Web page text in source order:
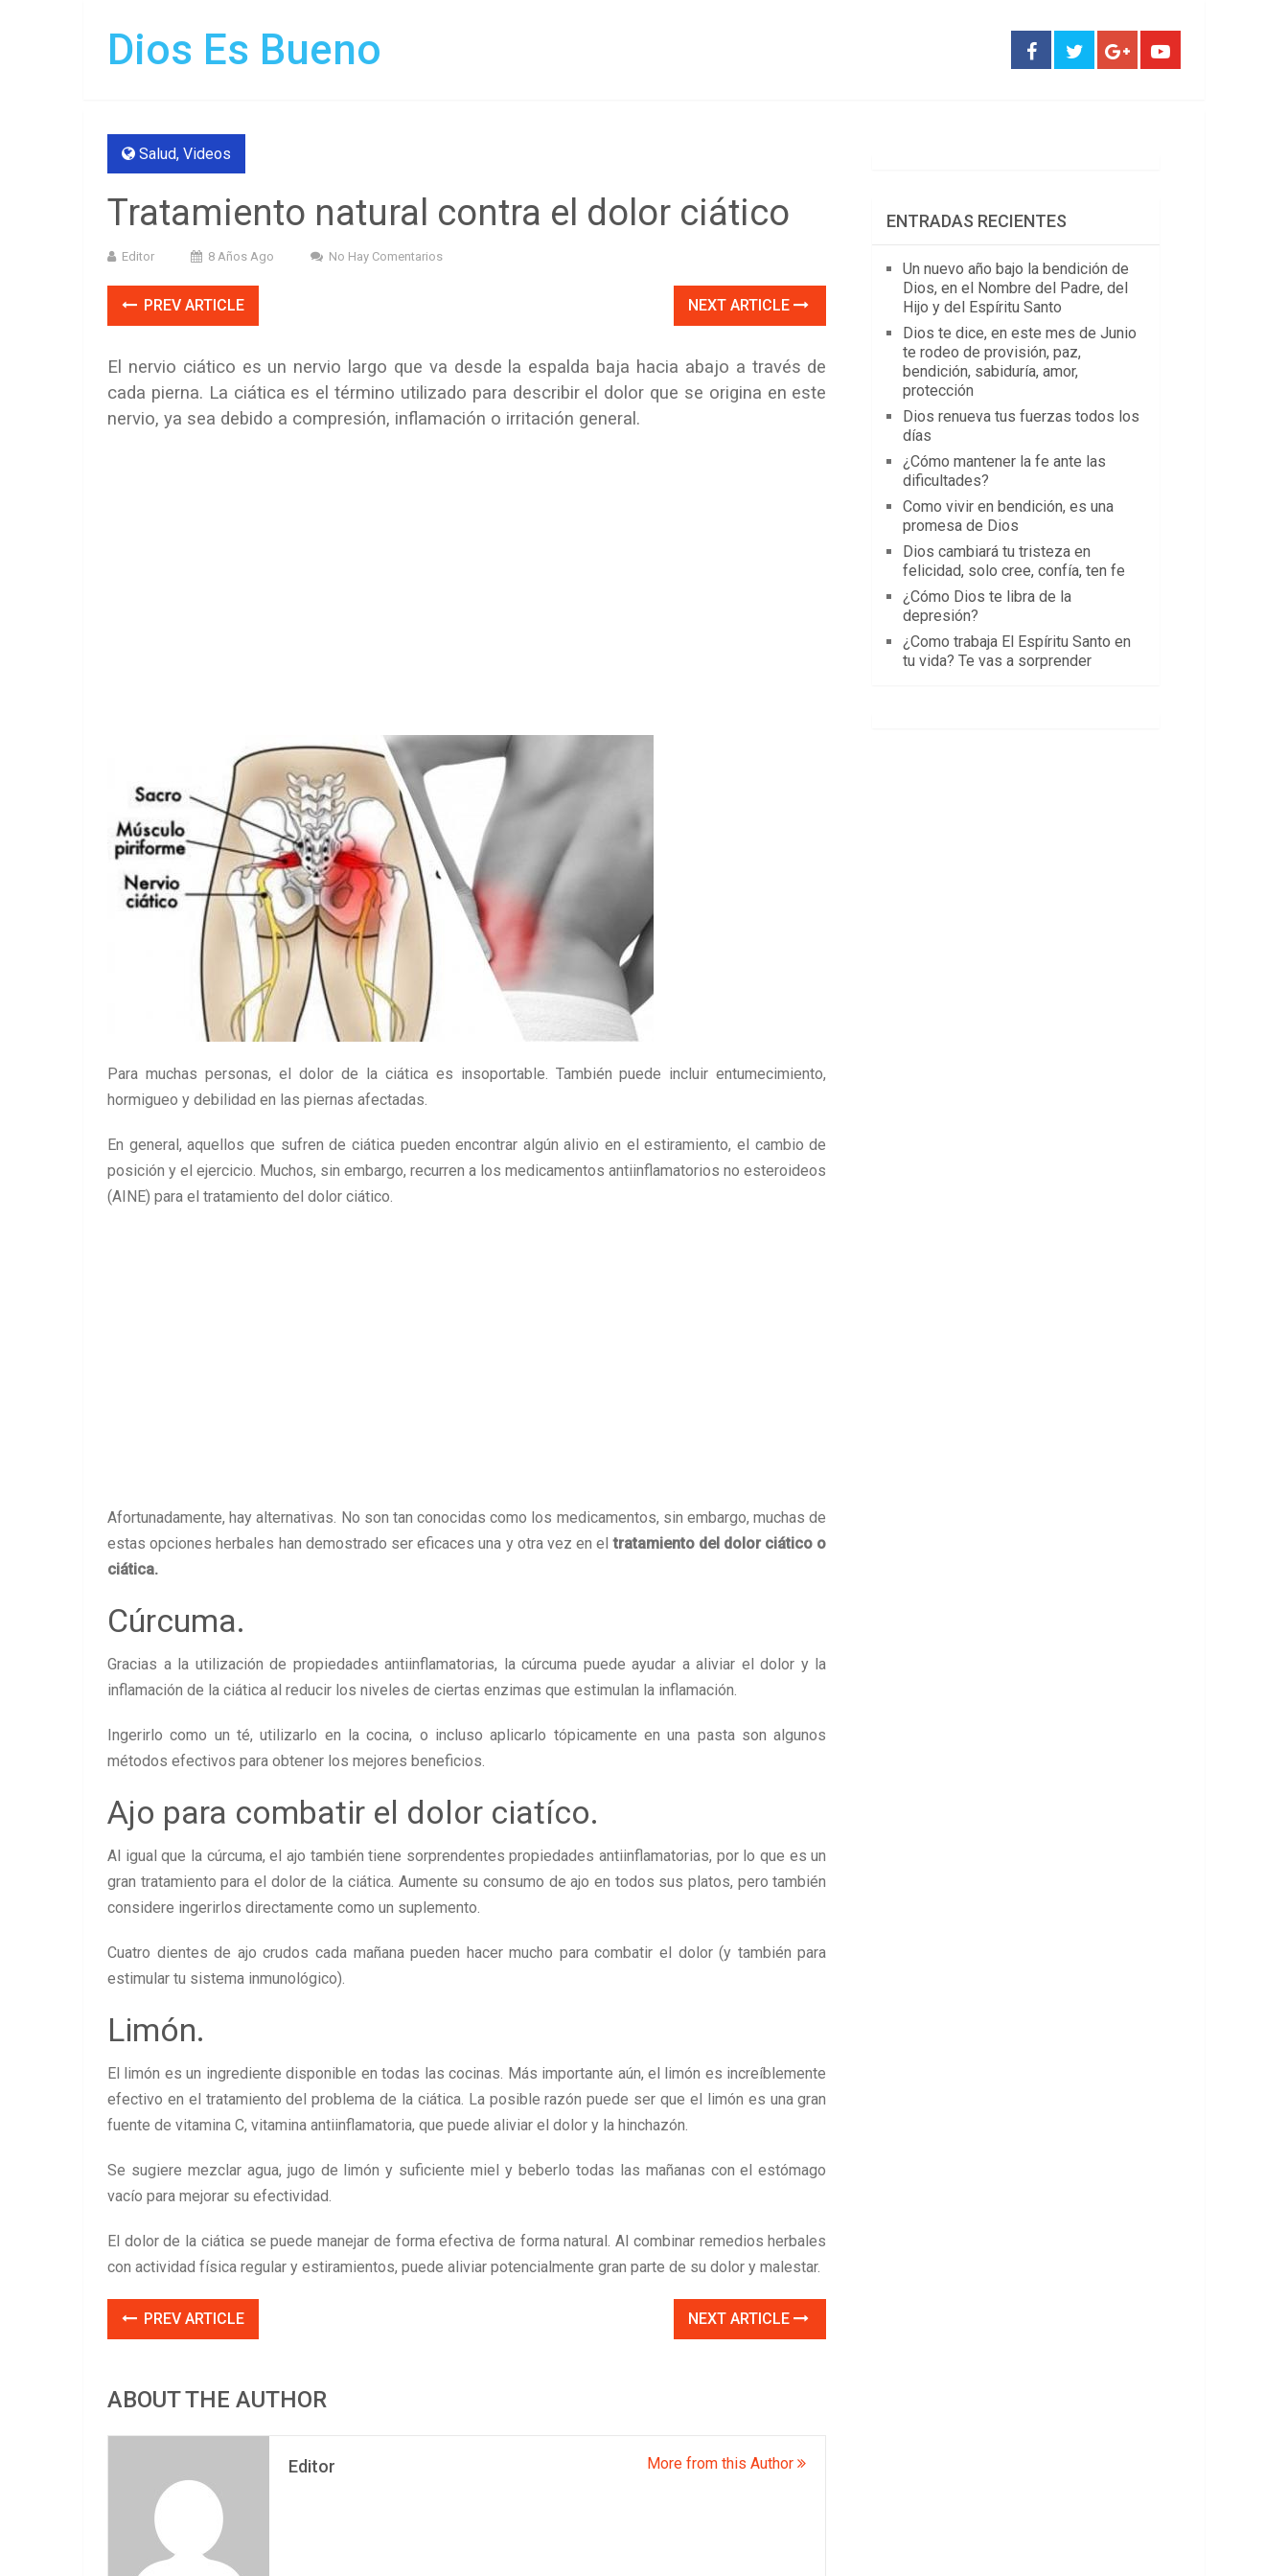
Dios Es Bueno
Salud, Videos
Tratamiento natural contra el dolor ciático
Editor 8 Años Ago No Hay Comentarios
PREV ARTICLE NEXT ARTICLE
El nervio ciático es un nervio largo que va desde la espalda baja hacia abajo a través de
cada pierna. La ciática es el término utilizado para describir el dolor que se origina en este
nervio, ya sea debido a compresión, inflamación o irritación general.
Para muchas personas, el dolor de la ciática es insoportable. También puede incluir entumecimiento,
hormigueo y debilidad en las piernas afectadas.
En general, aquellos que sufren de ciática pueden encontrar algún alivio en el estiramiento, el cambio de
posición y el ejercicio. Muchos, sin embargo, recurren a los medicamentos antiinflamatorios no esteroideos
(AINE) para el tratamiento del dolor ciático.
Afortunadamente, hay alternativas. No son tan conocidas como los medicamentos, sin embargo, muchas de
estas opciones herbales han demostrado ser eficaces una y otra vez en eltratamiento del dolor ciático o
ciática.
Cúrcuma.
Gracias a la utilización de propiedades antiinflamatorias, la cúrcuma puede ayudar a aliviar el dolor y la
inflamación de la ciática al reducir los niveles de ciertas enzimas que estimulan la inflamación.
Ingerirlo como un té, utilizarlo en la cocina, o incluso aplicarlo tópicamente en una pasta son algunos
métodos efectivos para obtener los mejores beneficios.
Ajo para combatir el dolor ciatíco.
Al igual que la cúrcuma, el ajo también tiene sorprendentes propiedades antiinflamatorias, por lo que es un
gran tratamiento para el dolor de la ciática. Aumente su consumo de ajo en todos sus platos, pero también
considere ingerirlos directamente como un suplemento.
Cuatro dientes de ajo crudos cada mañana pueden hacer mucho para combatir el dolor (y también para
estimular tu sistema inmunológico).
Limón.
El limón es un ingrediente disponible en todas las cocinas. Más importante aún, el limón es increíblemente
efectivo en el tratamiento del problema de la ciática. La posible razón puede ser que el limón es una gran
fuente de vitamina C, vitamina antiinflamatoria, que puede aliviar el dolor y la hinchazón.
Se sugiere mezclar agua, jugo de limón y suficiente miel y beberlo todas las mañanas con el estómago
vacío para mejorar su efectividad.
El dolor de la ciática se puede manejar de forma efectiva de forma natural. Al combinar remedios herbales
con actividad física regular y estiramientos, puede aliviar potencialmente gran parte de su dolor y malestar.
PREV ARTICLE NEXT ARTICLE
ABOUT THE AUTHOR
Editor More from this Author
ENTRADAS RECIENTES
Un nuevo año bajo la bendición de
Dios, en el Nombre del Padre, del
Hijo y del Espíritu Santo
Dios te dice, en este mes de Junio
te rodeo de provisión, paz,
bendición, sabiduría, amor,
protección
Dios renueva tus fuerzas todos los
días
¿Cómo mantener la fe ante las
dificultades?
Como vivir en bendición, es una
promesa de Dios
Dios cambiará tu tristeza en
felicidad, solo cree, confía, ten fe
¿Cómo Dios te libra de la
depresión?
¿Como trabaja El Espíritu Santo en
tu vida? Te vas a sorprender